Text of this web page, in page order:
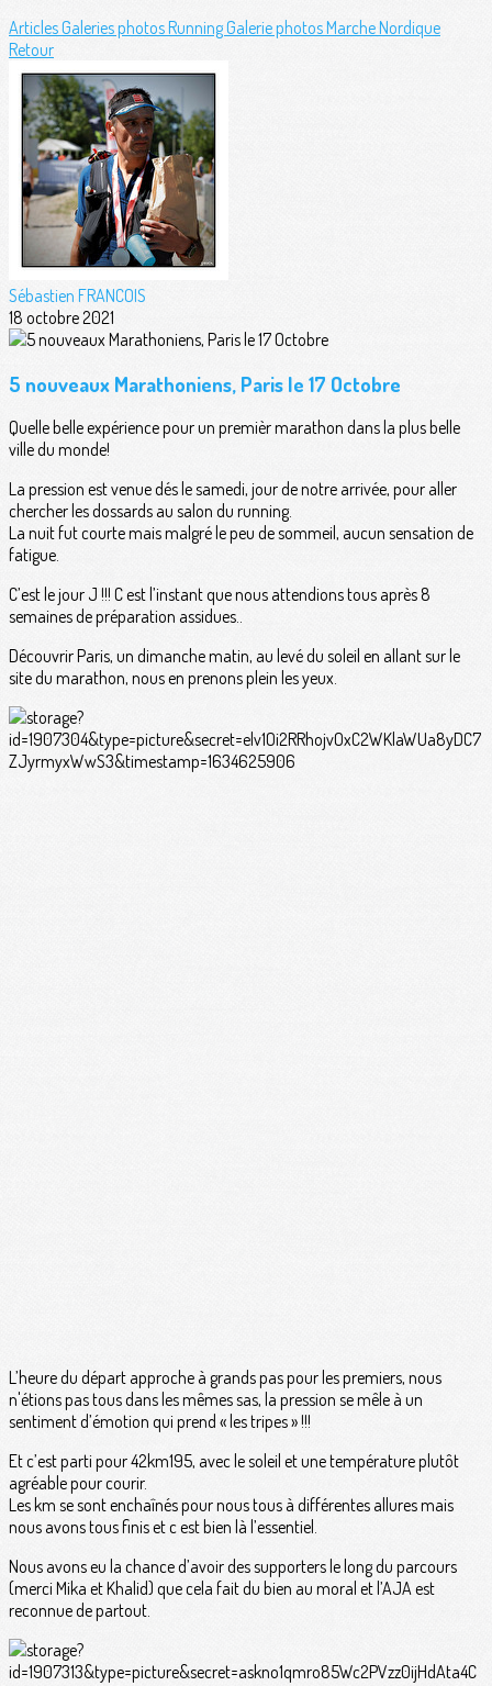
ArticlesGaleries photos RunningGalerie photos Marche Nordique
Retour
Sébastien FRANCOIS
18 octobre 2021
5 nouveaux Marathoniens, Paris le 17 Octobre
Quelle belle expérience pour un premièr marathon dans la plus belle
ville du monde!
La pression est venue dés le samedi, jour de notre arrivée, pour aller
chercher les dossards au salon du running.
La nuit fut courte mais malgré le peu de sommeil, aucun sensation de
fatigue.
C’est le jour J !!! C est l’instant que nous attendions tous après 8
semaines de préparation assidues..
Découvrir Paris, un dimanche matin, au levé du soleil en allant sur le
site du marathon, nous en prenons plein les yeux.
L’heure du départ approche à grands pas pour les premiers, nous
n'étions pas tous dans les mêmes sas, la pression se mêle à un
sentiment d’émotion qui prend « les tripes » !!!
Et c’est parti pour 42km195, avec le soleil et une température plutôt
agréable pour courir.
Les km se sont enchaînés pour nous tous à différentes allures mais
nous avons tous finis et c est bien là l’essentiel.
Nous avons eu la chance d’avoir des supporters le long du parcours
(merci Mika et Khalid) que cela fait du bien au moral et l’AJA est
reconnue de partout.